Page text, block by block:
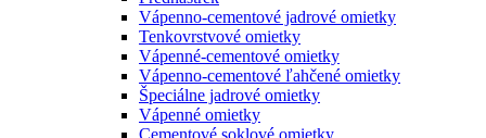
Vápenno-cementové jadrové omietky
Tenkovrstvové omietky
Vápenné-cementové omietky
Vápenno-cementové ľahčené omietky
Špeciálne jadrové omietky
Vápenné omietky
Cementové soklové omietky